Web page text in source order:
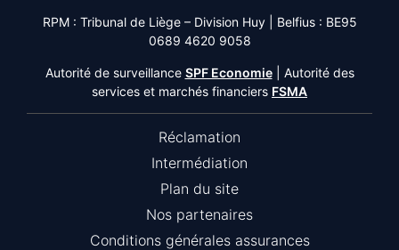
RPM : Tribunal de Liège – Division Huy | Belfius : BE95
0689 4620 9058
Autorité de surveillance SPF Economie| Autorité des
services et marchés financiers FSMA
Réclamation
Intermédiation
Plan du site
Nos partenaires
Conditions générales assurances